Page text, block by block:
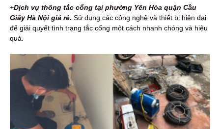
+Dịch vụ thông tắc cống tại phường Yên Hòa quận Cầu
Giấy Hà Nội giá rẻ. Sử dụng các công nghệ và thiết bị hiện đại
để giải quyết tình trạng tắc cống một cách nhanh chóng và hiệu
quả.